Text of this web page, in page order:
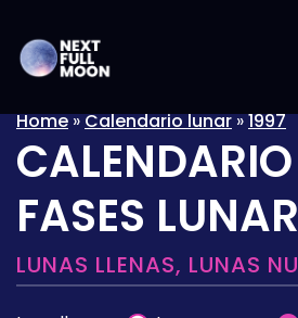
Home»Calendario lunar»1997
FASES
LUNAS LLENAS, LUNAS